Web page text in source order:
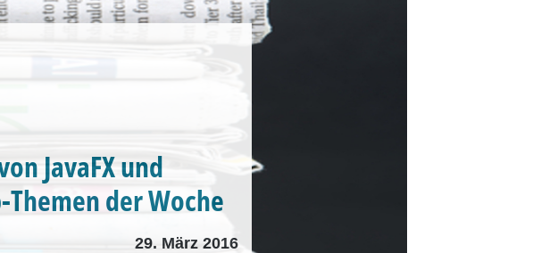
JavaFX und
Themen der Woche
29. März 2016